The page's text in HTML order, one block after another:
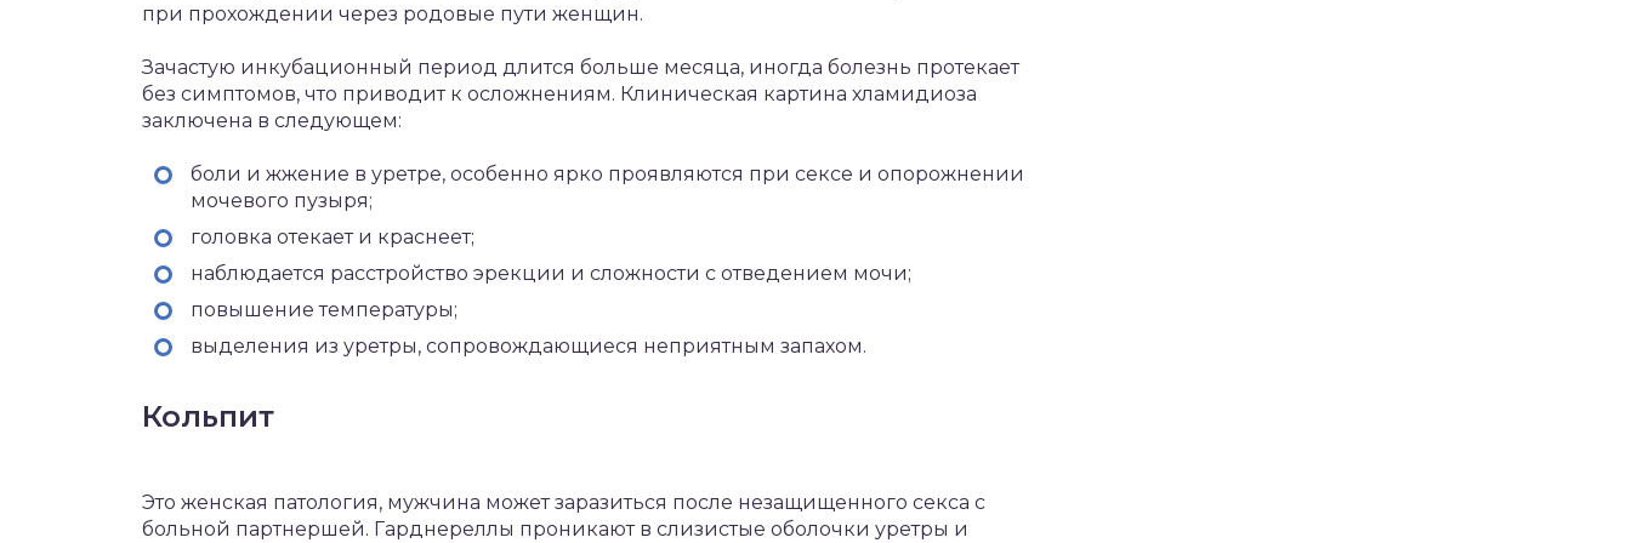
при прохождении через родовые пути женщин.
Зачастую инкубационный период длится больше месяца, иногда болезнь протекает
без симптомов, что приводит к осложнениям. Клиническая картина хламидиоза
заключена в следующем:
боли и жжение в уретре, особенно ярко проявляются при сексе и опорожнении
мочевого пузыря;
головка отекает и краснеет;
наблюдается расстройство эрекции и сложности с отведением мочи;
повышение температуры;
выделения из уретры, сопровождающиеся неприятным запахом.
Кольпит
Это женская патология, мужчина может заразиться после незащищенного секса с
больной партнершей. Гарднереллы проникают в слизистые оболочки уретры и